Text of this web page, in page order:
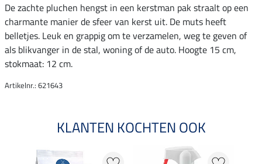
De zachte pluchen hengst in een kerstman pak straalt op een
charmante manier de sfeer van kerst uit. De muts heeft
belletjes. Leuk en grappig om te verzamelen, weg te geven of
als blikvanger in de stal, woning of de auto. Hoogte 15 cm,
stokmaat: 12 cm.
Artikelnr.: 621643
KLANTEN KOCHTEN OOK